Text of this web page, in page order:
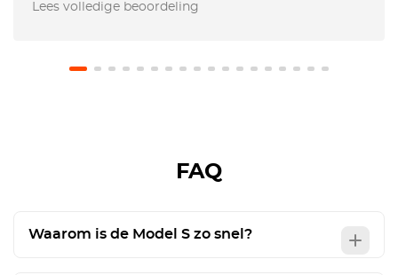
dijeron que me tenían que cobrar un extra, pero
el cargo. El coche estaba en perfecto estado.
Lees volledige beoordeling
FAQ
Waarom is de Model S zo snel?